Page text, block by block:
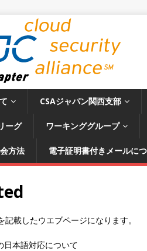
CSAジャパン関西支部
ーグ ワーキンググループ
方法 電子証明書付きメールに
載したウエブページになります。
日本語対応について